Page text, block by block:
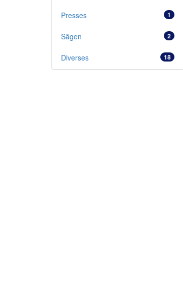
Presses 1
Sägen 2
Diverses 18